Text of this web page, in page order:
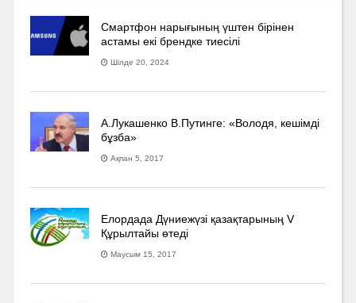
Смартфон нарығының үштен бірінен
астамы екі брендке тиесілі
Шілде 20, 2024
А.Лукашенко В.Путинге: «Володя, кешімді
бұзба»
Ақпан 5, 2017
Елордада Дүниежүзі қазақтарының V
Құрылтайы өтеді
Маусым 15, 2017